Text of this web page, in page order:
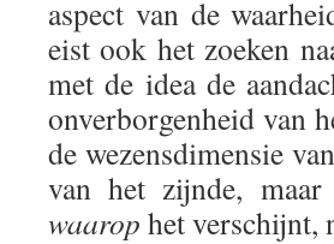
aspect van de
eist ook het zoeken
met de idea de
onverborgenheid van
de wezensdimensie
van het zijnde,
waarop het verschijnt,